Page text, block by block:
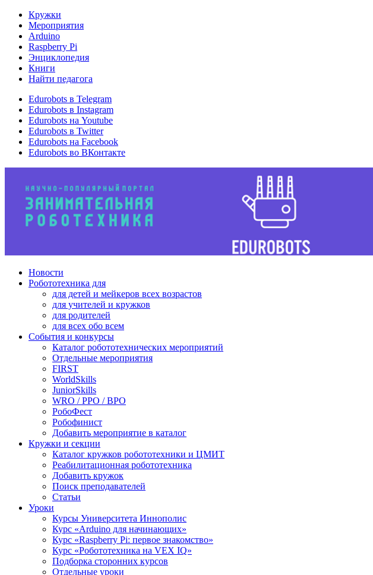
Кружки
Мероприятия
Arduino
Raspberry Pi
Энциклопедия
Книги
Найти педагога
Edurobots в Telegram
Edurobots в Instagram
Edurobots на Youtube
Edurobots в Twitter
Edurobots на Facebook
Edurobots во ВКонтакте
Новости
Робототехника для
для детей и мейкеров всех возрастов
для учителей и кружков
для родителей
для всех обо всем
События и конкурсы
Каталог робототехнических мероприятий
Отдельные мероприятия
FIRST
WorldSkills
JuniorSkills
WRO / РРО / ВРО
РобоФест
Робофинист
Добавить мероприятие в каталог
Кружки и секции
Каталог кружков робототехники и ЦМИТ
Реабилитационная робототехника
Добавить кружок
Поиск преподавателей
Статьи
Уроки
Курсы Университета Иннополис
Курс «Arduino для начинающих»
Курс «Raspberry Pi: первое знакомство»
Курс «Робототехника на VEX IQ»
Подборка сторонних курсов
Отдельные уроки